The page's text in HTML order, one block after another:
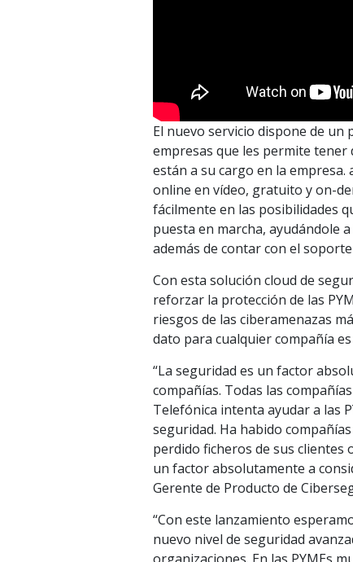
El nuevo servicio dispone de
empresas que les permite
están a su cargo en la empresa.
online en vídeo, gratuito y on-
fácilmente en las posibilidades
puesta en marcha, ayudándole
además de contar con el
Con esta solución cloud de
reforzar la protección de las
riesgos de las ciberamenazas
dato para cualquier compañía
“La seguridad es un factor
compañías. Todas las
Telefónica intenta ayudar a las
seguridad. Ha habido
perdido ficheros de sus clientes
un factor absolutamente a
Gerente de Producto de
“Con este lanzamiento
nuevo nivel de seguridad